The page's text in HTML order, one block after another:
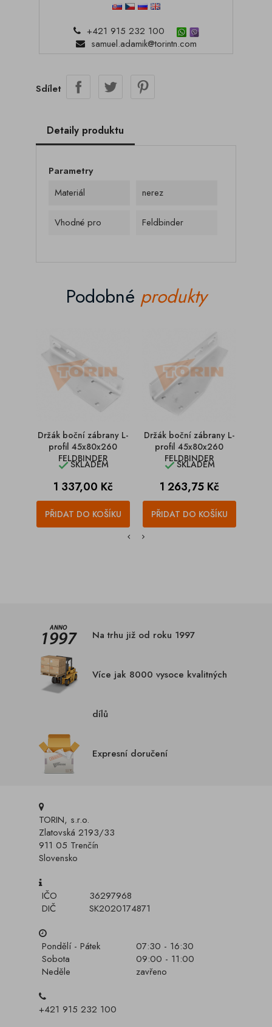
+421 915 232 100
samuel.adamik@torintn.com
Sdílet
Detaily produktu
Parametry
Materiál
nerez
Vhodné pro Feldbinder
Podobné produkty
Držák boční zábrany L-
profil 45x80x260
FELDBINDER
SKLADEM
Cena
1 337,00 Kč
PŘIDAT DO KOŠÍKU
Držák boční zábrany L-
profil 45x80x260
FELDBINDER
SKLADEM
Cena
1 263,75 Kč
PŘIDAT DO KOŠÍKU
Na trhu již od roku 1997
Více jak 8000 vysoce kvalitných
dílů
Expresní doručení
TORIN, s.r.o.
Zlatovská 2193/33
911 05 Trenčín
Slovensko
IČO
36297968
DIČ
SK2020174871
Pondělí - Pátek
07:30 - 16:30
Sobota
09:00 - 11:00
Neděle
zavřeno
+421 915 232 100